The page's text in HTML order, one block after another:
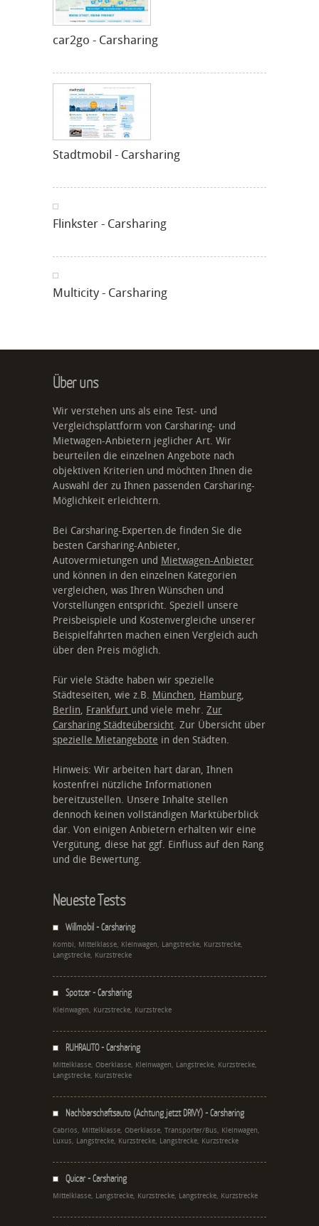
car2go - Carsharing
Stadtmobil - Carsharing
Flinkster - Carsharing
Multicity - Carsharing
Über uns
Wir verstehen uns als eine Test- und
Vergleichsplattform von Carsharing- und
Mietwagen-Anbietern jeglicher Art. Wir
beurteilen die einzelnen Angebote nach
objektiven Kriterien und möchten Ihnen die
Auswahl der zu Ihnen passenden Carsharing-
Möglichkeit erleichtern.
Bei Carsharing-Experten.de finden Sie die
besten Carsharing-Anbieter,
Autovermietungen und Mietwagen-Anbieter
und können in den einzelnen Kategorien
vergleichen, was Ihren Wünschen und
Vorstellungen entspricht. Speziell unsere
Preisbeispiele und Kostenvergleiche unserer
Beispielfahrten machen einen Vergleich auch
über den Preis möglich.
Für viele Städte haben wir spezielle
Städteseiten, wie z.B. München, Hamburg,
Berlin, Frankfurt und viele mehr. Zur
Carsharing Städteübersicht. Zur Übersicht über
spezielle Mietangebote in den Städten.
Hinweis: Wir arbeiten hart daran, Ihnen
kostenfrei nützliche Informationen
bereitzustellen. Unsere Inhalte stellen
dennoch keinen vollständigen Marktüberblick
dar. Von einigen Anbietern erhalten wir eine
Vergütung, diese hat ggf. Einfluss auf den Rang
und die Bewertung.
Neueste Tests
Willmobil - Carsharing
Kombi, Mittelklasse, Kleinwagen, Langstrecke, Kurzstrecke,
Langstrecke, Kurzstrecke
Spotcar - Carsharing
Kleinwagen, Kurzstrecke, Kurzstrecke
RUHRAUTO - Carsharing
Mittelklasse, Oberklasse, Kleinwagen, Langstrecke, Kurzstrecke,
Langstrecke, Kurzstrecke
Nachbarschaftsauto (Achtung jetzt DRIVY) - Carsharing
Cabrios, Mittelklasse, Oberklasse, Transporter/Bus, Kleinwagen,
Luxus, Langstrecke, Kurzstrecke, Langstrecke, Kurzstrecke
Quicar - Carsharing
Mittelklasse, Langstrecke, Kurzstrecke, Langstrecke, Kurzstrecke